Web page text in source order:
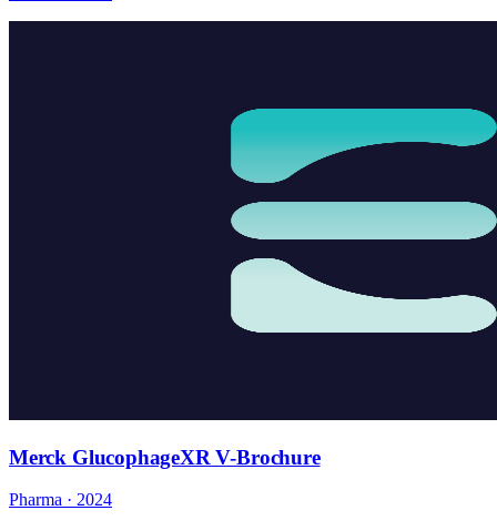
Merck GlucophageXR V-Brochure
Pharma · 2024